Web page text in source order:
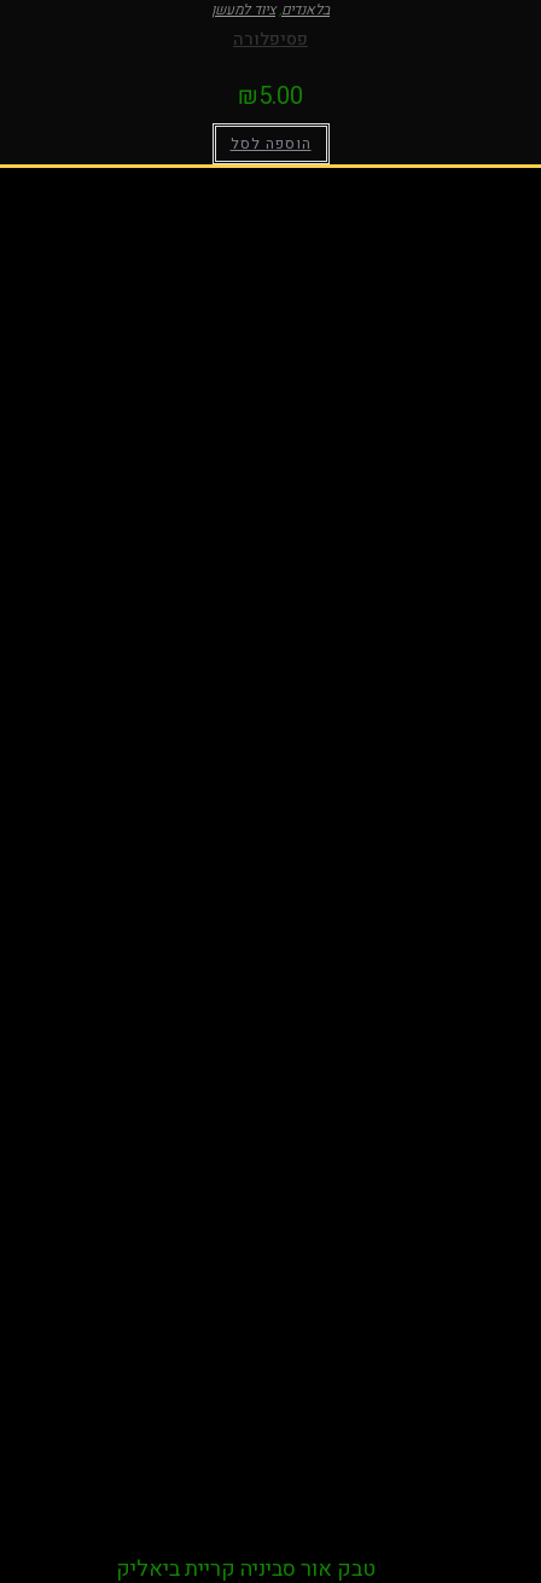
בלאנדים,ציוד למעשן
פסיפלורה
₪5.00
הוספה לסל
טבק אור סביניה קריית ביאליק